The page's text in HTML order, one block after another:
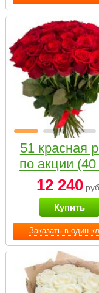
Заказать в один
51 красная
по акции
12 240 руб.
Купить